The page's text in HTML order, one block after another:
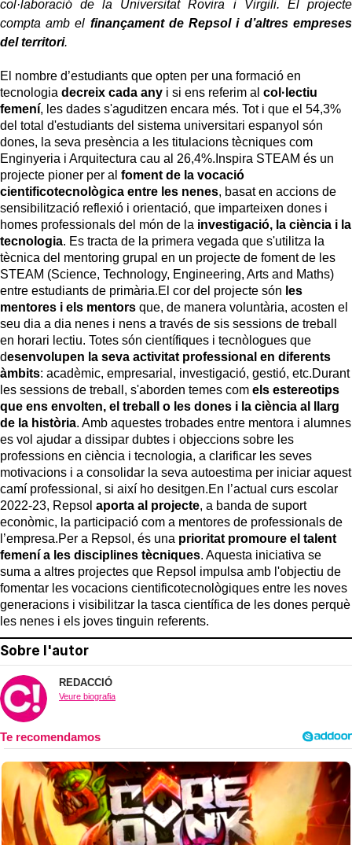
col·laboració de la Universitat Rovira i Virgili. El projecte
compta amb el finançament de Repsol i d’altres empreses
del territori.
El nombre d’estudiants que opten per una formació en
tecnologia decreix cada any i si ens referim al col·lectiu
femení, les dades s'aguditzen encara més. Tot i que el 54,3%
del total d'estudiants del sistema universitari espanyol són
dones, la seva presència a les titulacions tècniques com
Enginyeria i Arquitectura cau al 26,4%. Inspira STEAM és un
projecte pioner per al foment de la vocació
cientificotecnològica entre les nenes, basat en accions de
sensibilització reflexió i orientació, que imparteixen dones i
homes professionals del món de la investigació, la ciència i la
tecnologia. Es tracta de la primera vegada que s'utilitza la
tècnica del mentoring grupal en un projecte de foment de les
STEAM (Science, Technology, Engineering, Arts and Maths)
entre estudiants de primària.El cor del projecte són les
mentores i els mentors que, de manera voluntària, acosten el
seu dia a dia nenes i nens a través de sis sessions de treball
en horari lectiu. Totes són científiques i tecnòlogues que
desenvolupen la seva activitat professional en diferents
àmbits: acadèmic, empresarial, investigació, gestió, etc.Durant
les sessions de treball, s'aborden temes com els estereotips
que ens envolten, el treball o les dones i la ciència al llarg
de la història. Amb aquestes trobades entre mentora i alumnes
es vol ajudar a dissipar dubtes i objeccions sobre les
professions en ciència i tecnologia, a clarificar les seves
motivacions i a consolidar la seva autoestima per iniciar aquest
camí professional, si així ho desitgen.En l’actual curs escolar
2022-23, Repsol aporta al projecte, a banda de suport
econòmic, la participació com a mentores de professionals de
l’empresa.Per a Repsol, és una prioritat promoure el talent
femení a les disciplines tècniques. Aquesta iniciativa se
suma a altres projectes que Repsol impulsa amb l'objectiu de
fomentar les vocacions cientificotecnològiques entre les noves
generacions i visibilitzar la tasca científica de les dones perquè
les nenes i els joves tinguin referents.
Sobre l'autor
REDACCIÓ
Veure biografia